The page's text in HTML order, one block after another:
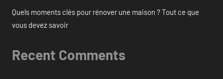
Quels moments clés pour rénover une maison ? Tout ce que
vous devez savoir
Recent Comments